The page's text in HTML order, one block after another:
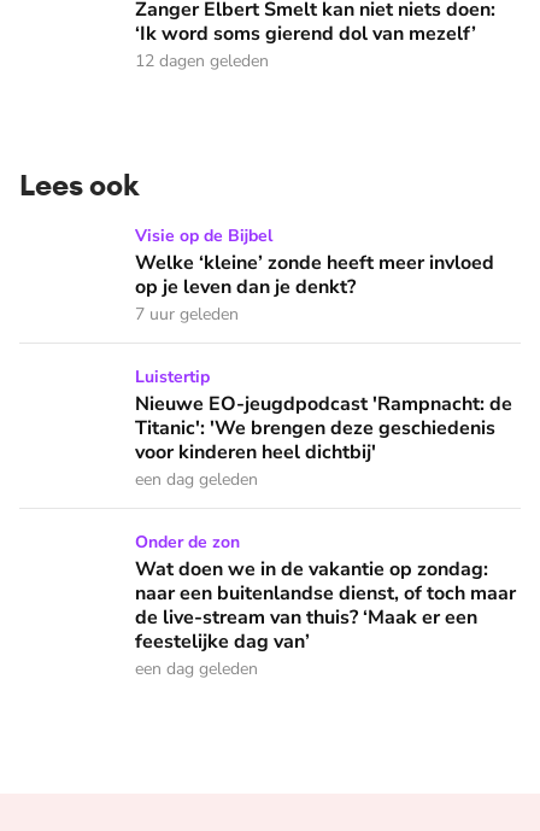
Zanger Elbert Smelt kan niet niets doen:
‘Ik word soms gierend dol van mezelf’
12 dagen geleden
Lees ook
Welke ‘kleine’ zonde heeft meer invloed op je leven dan je
Visie op de Bijbel
Welke ‘kleine’ zonde heeft meer invloed
op je leven dan je denkt?
7 uur geleden
Nieuwe EO-jeugdpodcast 'Rampnacht: de Titanic': 'We
Luistertip
Nieuwe EO-jeugdpodcast 'Rampnacht: de
Titanic': 'We brengen deze geschiedenis
voor kinderen heel dichtbij'
een dag geleden
Wat doen we in de vakantie op zondag: naar een
Onder de zon
Wat doen we in de vakantie op zondag:
naar een buitenlandse dienst, of toch maar
de live-stream van thuis? ‘Maak er een
feestelijke dag van’
een dag geleden